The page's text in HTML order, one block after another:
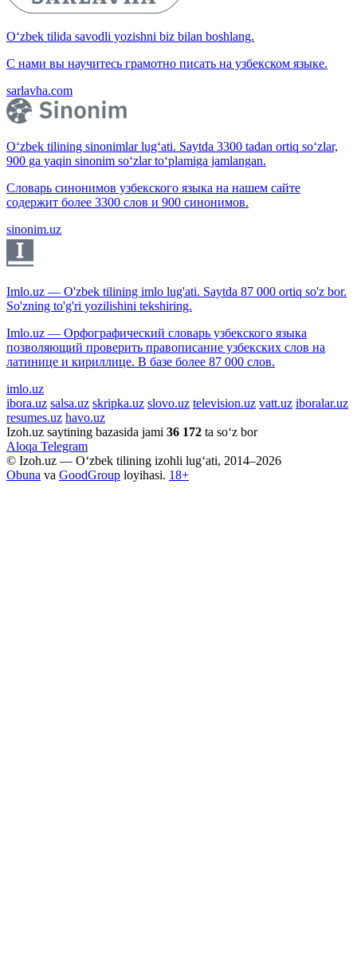
O‘zbek tilida savodli yozishni biz bilan boshlang.
С нами вы научитесь грамотно писать на узбекском языке.
sarlavha.com
O‘zbek tilining sinonimlar lug‘ati. Saytda 3300 tadan ortiq so‘zlar,
900 ga yaqin sinonim so‘zlar to‘plamiga jamlangan.
Словарь синонимов узбекского языка на нашем сайте
содержит более 3300 слов и 900 синонимов.
sinonim.uz
Imlo.uz — O'zbek tilining imlo lug'ati. Saytda 87 000 ortiq so'z bor.
So'zning to'g'ri yozilishini tekshiring.
Imlo.uz — Орфографический словарь узбекского языка
позволяющий проверить правописание узбекских слов на
латинице и кириллице. В базе более 87 000 слов.
imlo.uz
ibora.uz salsa.uz skripka.uz slovo.uz television.uz vatt.uz iboralar.uz
resumes.uz havo.uz
Izoh.uz saytining bazasida jami 36 172 ta so‘z bor
Aloqa Telegram
© Izoh.uz — O‘zbek tilining izohli lug‘ati, 2014–2026
Obuna va GoodGroup loyihasi. 18+